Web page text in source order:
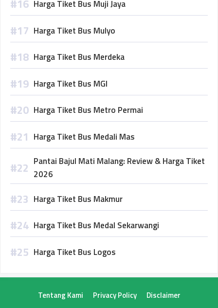
Harga Tiket Bus Muji Jaya
Harga Tiket Bus Mulyo
Harga Tiket Bus Merdeka
Harga Tiket Bus MGI
Harga Tiket Bus Metro Permai
Harga Tiket Bus Medali Mas
Pantai Bajul Mati Malang: Review & Harga Tiket
2026
Harga Tiket Bus Makmur
Harga Tiket Bus Medal Sekarwangi
Harga Tiket Bus Logos
Tentang Kami Privacy Policy Disclaimer